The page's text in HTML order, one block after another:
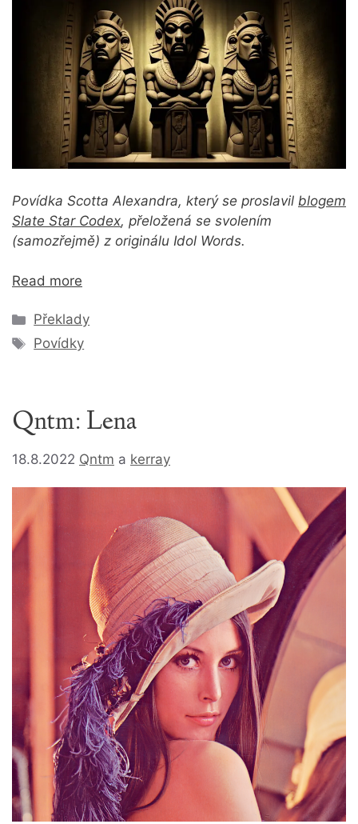
Povídka Scotta Alexandra, který se proslavil blogem
Slate Star Codex, přeložená se svolením
(samozřejmě) z originálu Idol Words.
Read more
Rubriky
Překlady
Štítky
Povídky
Qntm: Lena
18.8.2022 Qntm a kerray